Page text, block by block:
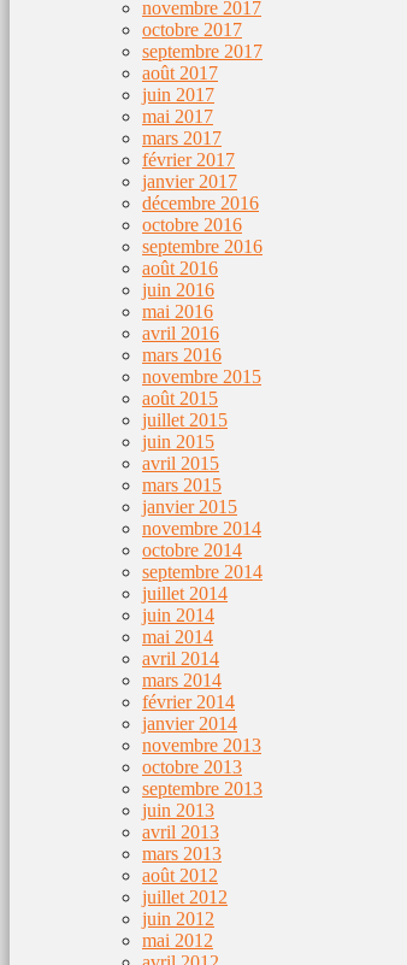
novembre 2017
octobre 2017
septembre 2017
août 2017
juin 2017
mai 2017
mars 2017
février 2017
janvier 2017
décembre 2016
octobre 2016
septembre 2016
août 2016
juin 2016
mai 2016
avril 2016
mars 2016
novembre 2015
août 2015
juillet 2015
juin 2015
avril 2015
mars 2015
janvier 2015
novembre 2014
octobre 2014
septembre 2014
juillet 2014
juin 2014
mai 2014
avril 2014
mars 2014
février 2014
janvier 2014
novembre 2013
octobre 2013
septembre 2013
juin 2013
avril 2013
mars 2013
août 2012
juillet 2012
juin 2012
mai 2012